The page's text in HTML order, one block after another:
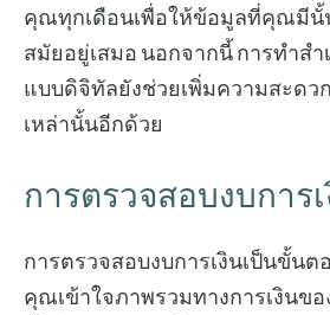
คุณทุกเดือนเพื่อให้ข้อมูลที่คุณมีนั้
สมัยอยู่เสมอ นอกจากนี้ การทำสำ
แบบดิจิทัลยังช่วยเพิ่มความสะดว
เหล่านั้นอีกด้วย
การตรวจสอบงบการ
การตรวจสอบงบการเงินเป็นขั้น
คุณเข้าใจภาพรวมทางการเงินข